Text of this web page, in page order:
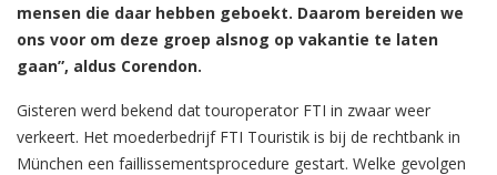
mensen die daar hebben geboekt. Daarom bereiden we
ons voor om deze groep alsnog op vakantie te laten
gaan”, aldus Corendon.
Gisteren werd bekend dat touroperator FTI in zwaar weer
verkeert. Het moederbedrijf FTI Touristik is bij de rechtbank in
München een faillissementsprocedure gestart. Welke gevolgen